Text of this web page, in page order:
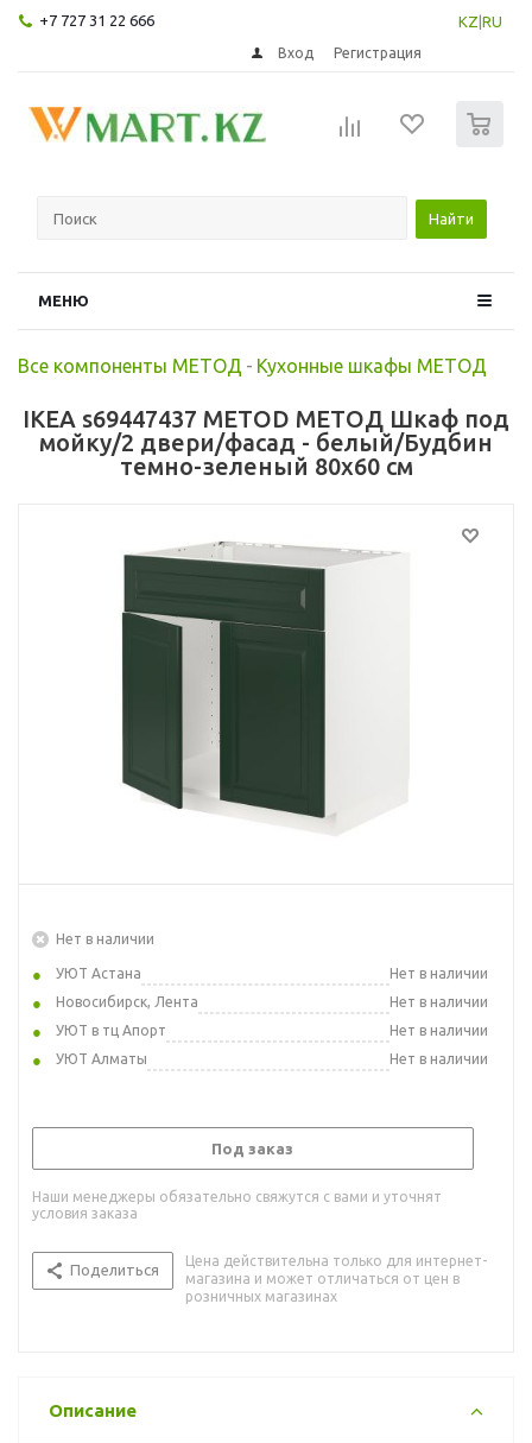
+7 727 31 22 666 KZ RU
Вход Регистрация
Найти
МЕНЮ
Все компоненты МЕТОД - Кухонные шкафы МЕТОД
IKEA s69447437 METOD МЕТОД Шкаф под
мойку/2 двери/фасад - белый/Будбин
темно-зеленый 80x60 см
Нет в наличии
УЮТ Астана
Нет в наличии
Новосибирск, Лента
Нет в наличии
УЮТ в тц Апорт
Нет в наличии
УЮТ Алматы
Нет в наличии
Под заказ
Наши менеджеры обязательно свяжутся с вами и уточнят
условия заказа
Поделиться
Цена действительна только для интернет-
магазина и может отличаться от цен в
розничных магазинах
Описание